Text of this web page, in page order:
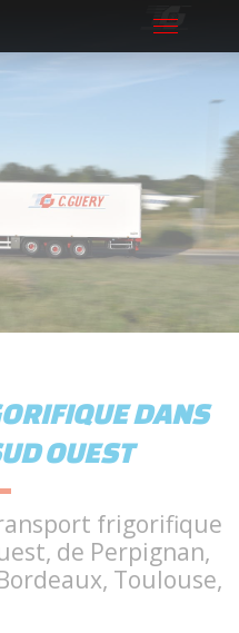
Toggle
navigation
DANS
OUEST
frigorifique
de Perpignan,
Toulouse,